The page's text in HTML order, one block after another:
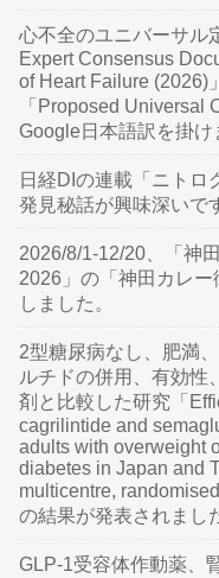
心不全のユニバーサル
Expert Consensus
of Heart Failure (2026)
「Proposed Universal
Google日本語訳を掛け
日経DIの連載「ニトロ
発見秘話が興味深いで
2026/8/1-12/20、「神
2026」の「神田カレ
しました。
2型糖尿病なし、肥満
ルチドの併用、有効性
剤と比較した研究「
cagrilintide and
adults with overweight
diabetes in Japan and
multicentre,
の結果が発表されまし
GLP-1受容体作動薬、